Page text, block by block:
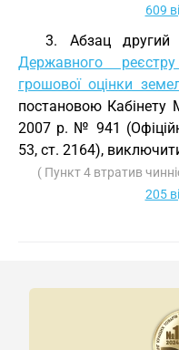
609
3. Абзац
Державного
грошової оцінки
постановою Кабінету
2007 р. № 941
53, ст. 2164),
( Пункт 4 втратив
205